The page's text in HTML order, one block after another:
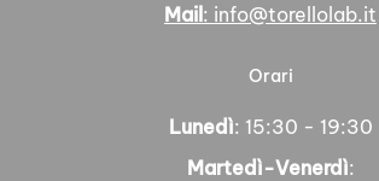
Mail: info@torellolab.it
Orari
Lunedì: 15:30 - 19:30
Martedì-Venerdì: